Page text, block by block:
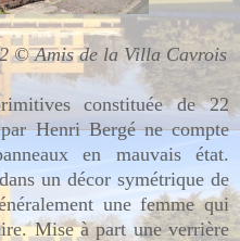
© Amis de la Villa Cavrois
constituée de 22
Henri Bergé ne compte
en mauvais état.
un décor symétrique de
une femme qui
Mise à part une verrière